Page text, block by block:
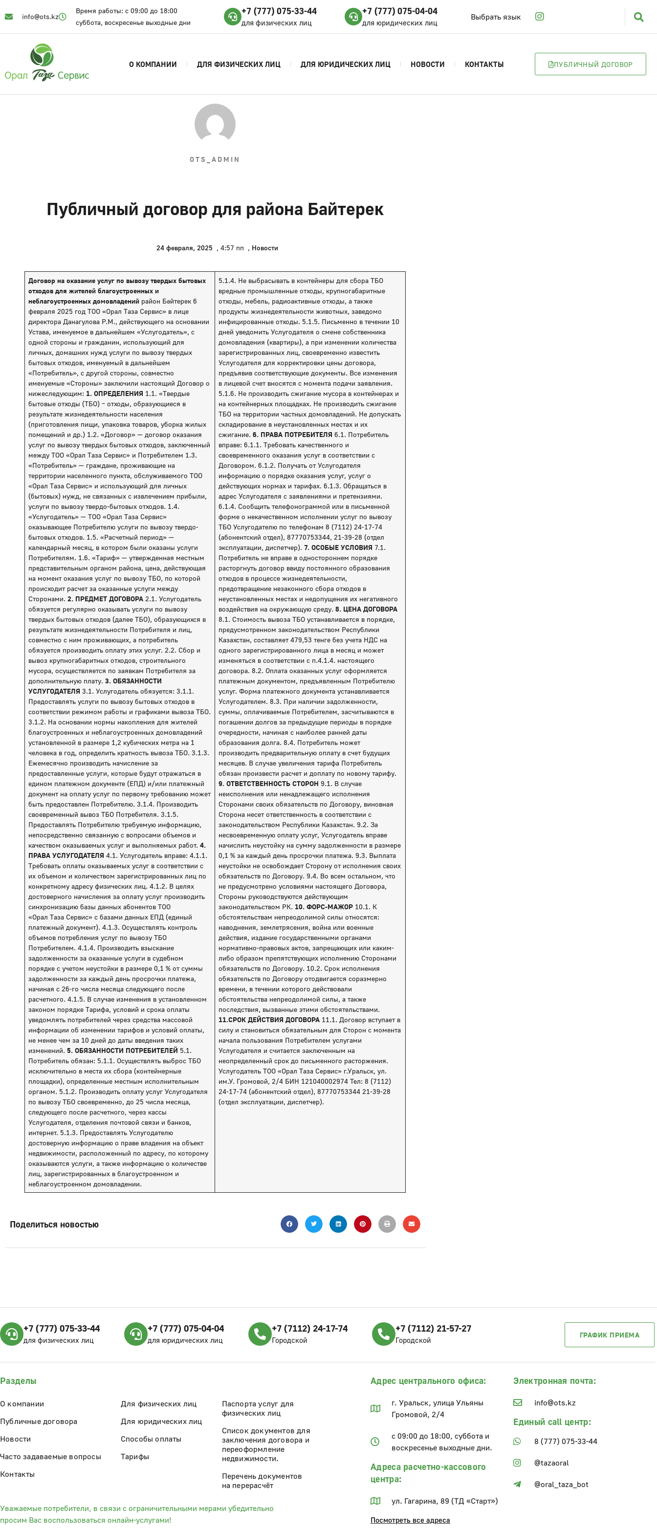
info@ots.kz
Время работы: с 09:00 до 18:00
суббота, воскресенье выходные дни
+7 (777) 075-33-44
для физических лиц
+7 (777) 075-04-04
для юридических лиц
Выбрать язык
О КОМПАНИИ ДЛЯ ФИЗИЧЕСКИХ ЛИЦ ДЛЯ ЮРИДИЧЕСКИХ ЛИЦ НОВОСТИ КОНТАКТЫ ПУБЛИЧНЫЙ ДОГОВОР
OTS_ADMIN
Публичный договор для района Байтерек
24 февраля, 2025 , 4:57 пп , Новости
Договор на оказание услуг по вывозу твердых бытовых
отходов для жителей благоустроенных и
неблагоустроенных домовладений район Бәйтерек 6
февраля 2025 год ТОО «Орал Таза Сервис» в лице
директора Данагулова Р.М., действующего на основании
Устава, именуемое в дальнейшем «Услугодатель», с
одной стороны и гражданин, использующий для
личных, домашних нужд услуги по вывозу твердых
бытовых отходов, именуемый в дальнейшем
«Потребитель», с другой стороны, совместно
именуемые «Стороны» заключили настоящий Договор о
нижеследующим: 1. ОПРЕДЕЛЕНИЯ 1.1. «Твердые
бытовые отходы (ТБО) – отходы, образующиеся в
результате жизнедеятельности населения
(приготовления пищи, упаковка товаров, уборка жилых
помещений и др.) 1.2. «Договор» — договор оказания
услуг по вывозу твердых бытовых отходов, заключенный
между ТОО «Орал Таза Сервис» и Потребителем 1.3.
«Потребитель» — граждане, проживающие на
территории населенного пункта, обслуживаемого ТОО
«Орал Таза Сервис» и использующий для личных
(бытовых) нужд, не связанных с извлечением прибыли,
услуги по вывозу твердо-бытовых отходов. 1.4.
«Услугодатель» — ТОО «Орал Таза Сервис»
оказывающее Потребителю услуги по вывозу твердо-
бытовых отходов. 1.5. «Расчетный период» —
календарный месяц, в котором были оказаны услуги
Потребителям. 1.6. «Тариф» — утвержденная местным
представительным органом района, цена, действующая
на момент оказания услуг по вывозу ТБО, по которой
происходит расчет за оказанные услуги между
Сторонами.2. ПРЕДМЕТ ДОГОВОРА 2.1. Услугодатель
обязуется регулярно оказывать услуги по вывозу
твердых бытовых отходов (далее ТБО), образующихся в
результате жизнедеятельности Потребителя и лиц,
совместно с ним проживающих, а потребитель
обязуется производить оплату этих услуг. 2.2. Сбор и
вывоз крупногабаритных отходов, строительного
мусора, осуществляется по заявкам Потребителя за
дополнительную плату.3. ОБЯЗАННОСТИ
УСЛУГОДАТЕЛЯ 3.1. Услугодатель обязуется: 3.1.1.
Предоставлять услуги по вывозу бытовых отходов в
соответствии режимом работы и графиками вывоза ТБО.
3.1.2. На основании нормы накопления для жителей
благоустроенных и неблагоустроенных домовладений
установленной в размере 1,2 кубических метра на 1
человека в год, определить кратность вывоза ТБО. 3.1.3.
Ежемесячно производить начисление за
предоставленные услуги, которые будут отражаться в
едином платежном документе (ЕПД) и/или платежный
документ на оплату услуг по первому требованию может
быть предоставлен Потребителю. 3.1.4. Производить
своевременный вывоз ТБО Потребителя. 3.1.5.
Предоставлять Потребителю требуемую информацию,
непосредственно связанную с вопросами объемов и
качеством оказываемых услуг и выполняемых работ.4.
ПРАВА УСЛУГОДАТЕЛЯ 4.1. Услугодатель вправе: 4.1.1.
Требовать оплаты оказываемых услуг в соответствии с
их объемом и количеством зарегистрированных лиц по
конкретному адресу физических лиц. 4.1.2. В целях
достоверного начисления за оплату услуг производить
синхронизацию базы данных абонентов ТОО
«Орал Таза Сервис» с базами данных ЕПД (единый
платежный документ). 4.1.3. Осуществлять контроль
объемов потребления услуг по вывозу ТБО
Потребителем. 4.1.4. Производить взыскание
задолженности за оказанные услуги в судебном
порядке с учетом неустойки в размере 0,1 % от суммы
задолженности за каждый день просрочки платежа,
начиная с 26-го числа месяца следующего после
расчетного. 4.1.5. В случае изменения в установленном
законом порядке Тарифа, условий и срока оплаты
уведомлять потребителей через средства массовой
информации об изменении тарифов и условий оплаты,
не менее чем за 10 дней до даты введения таких
изменений.5. ОБЯЗАННОСТИ ПОТРЕБИТЕЛЕЙ 5.1.
Потребитель обязан: 5.1.1. Осуществлять выброс ТБО
исключительно в места их сбора (контейнерные
площадки), определенные местным исполнительным
органом. 5.1.2. Производить оплату услуг Услугодателя
по вывозу ТБО своевременно, до 25 числа месяца,
следующего после расчетного, через кассы
Услугодателя, отделения почтовой связи и банков,
интернет. 5.1.3. Предоставлять Услугодателю
достоверную информацию о праве владения на объект
недвижимости, расположенный по адресу, по которому
оказываются услуги, а также информацию о количестве
лиц, зарегистрированных в благоустроенном и
неблагоустроенном домовладении.
5.1.4. Не выбрасывать в контейнеры для сбора ТБО
вредные промышленные отходы, крупногабаритные
отходы, мебель, радиоактивные отходы, а также
продукты жизнедеятельности животных, заведомо
инфицированные отходы. 5.1.5. Письменно в течении 10
дней уведомить Услугодателя о смене собственника
домовладения (квартиры), а при изменении количества
зарегистрированных лиц, своевременно известить
Услугодателя для корректировки цены договора,
предъявив соответствующие документы. Все изменения
в лицевой счет вносятся с момента подачи заявления.
5.1.6. Не производить сжигание мусора в контейнерах и
на контейнерных площадках. Не производить сжигание
ТБО на территории частных домовладений. Не допускать
складирование в неустановленных местах и их
сжигание.6. ПРАВА ПОТРЕБИТЕЛЯ 6.1. Потребитель
вправе: 6.1.1. Требовать качественного и
своевременного оказания услуг в соответствии с
Договором. 6.1.2. Получать от Услугодателя
информацию о порядке оказания услуг, услуг о
действующих нормах и тарифах. 6.1.3. Обращаться в
адрес Услугодателя с заявлениями и претензиями.
6.1.4. Сообщить телефонограммой или в письменной
форме о некачественном исполнении услуг по вывозу
ТБО Услугодателю по телефонам 8 (7112) 24-17-74
(абонентский отдел), 87770753344, 21-39-28 (отдел
эксплуатации, диспетчер).7. ОСОБЫЕ УСЛОВИЯ 7.1.
Потребитель не вправе в одностороннем порядке
расторгнуть договор ввиду постоянного образования
отходов в процессе жизнедеятельности,
предотвращение незаконного сбора отходов в
неустановленных местах и недопущения их негативного
воздействия на окружающую среду.8. ЦЕНА ДОГОВОРА
8.1. Стоимость вывоза ТБО устанавливается в порядке,
предусмотренном законодательством Республики
Казахстан, составляет 479,53 тенге без учета НДС на
одного зарегистрированного лица в месяц и может
изменяться в соответствии с п.4.1.4. настоящего
договора. 8.2. Оплата оказанных услуг оформляется
платежным документом, предъявленным Потребителю
услуг. Форма платежного документа устанавливается
Услугодателем. 8.3. При наличии задолженности,
суммы, оплачиваемые Потребителем, засчитываются в
погашении долгов за предыдущие периоды в порядке
очередности, начиная с наиболее ранней даты
образования долга. 8.4. Потребитель может
производить предварительную оплату в счет будущих
месяцев. В случае увеличения тарифа Потребитель
обязан произвести расчет и доплату по новому тарифу.
9. ОТВЕТСТВЕННОСТЬ СТОРОН 9.1. В случае
неисполнения или ненадлежащего исполнения
Сторонами своих обязательств по Договору, виновная
Сторона несет ответственность в соответствии с
законодательством Республики Казахстан. 9.2. За
несвоевременную оплату услуг, Услугодатель вправе
начислить неустойку на сумму задолженности в размере
0,1 % за каждый день просрочки платежа. 9.3. Выплата
неустойки не освобождает Сторону от исполнения своих
обязательств по Договору. 9.4. Во всем остальном, что
не предусмотрено условиями настоящего Договора,
Стороны руководствуются действующим
законодательством РК. 10. ФОРС-МАЖОР 10.1. К
обстоятельствам непреодолимой силы относятся:
наводнения, землетрясения, война или военные
действия, издание государственными органами
нормативно-правовых актов, запрещающих или каким-
либо образом препятствующих исполнению Сторонами
обязательств по Договору. 10.2. Срок исполнения
обязательств по Договору отодвигается соразмерно
времени, в течении которого действовали
обстоятельства непреодолимой силы, а также
последствия, вызванные этими обстоятельствами.
11.СРОК ДЕЙСТВИЯ ДОГОВОРА 11.1. Договор вступает в
силу и становиться обязательным для Сторон с момента
начала пользования Потребителем услугами
Услугодателя и считается заключенным на
неопределенный срок до письменного расторжения.
Услугодатель ТОО «Орал Таза Сервис» г.Уральск, ул.
им.У. Громовой, 2/4 БИН 121040002974 Тел: 8 (7112)
24-17-74 (абонентский отдел), 87770753344 21-39-28
(отдел эксплуатации, диспетчер).
Поделиться новостью
+7 (777) 075-33-44
для физических лиц
+7 (777) 075-04-04
для юридических лиц
+7 (7112) 24-17-74
Городской
+7 (7112) 21-57-27
Городской
ГРАФИК ПРИЕМА
Разделы
О компании
Публичные договора
Новости
Часто задаваемые вопросы
Контакты
Для физических лиц
Для юридических лиц
Способы оплаты
Тарифы
Паспорта услуг для
физических лиц
Список документов для
заключения договора и
переоформление
недвижимости.
Перечень документов
на перерасчёт
Уважаемые потребители, в связи с ограничительными мерами убедительно
просим Вас воспользоваться онлайн-услугами!
Адрес центрального офиса:
г. Уральск, улица Ульяны
Громовой, 2/4
с 09:00 до 18:00, суббота и
воскресенье выходные дни.
Адреса расчетно-кассового
центра:
ул. Гагарина, 89 (ТД «Старт»)
Посмотреть все адреса
Электронная почта:
info@ots.kz
Единый call центр:
8 (777) 075-33-44
@tazaoral
@oral_taza_bot